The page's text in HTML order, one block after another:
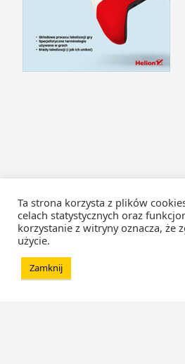
Ta strona korzysta z plików
celach statystycznych oraz
korzystanie z witryny oznacza, że
użycie.
Zamknij